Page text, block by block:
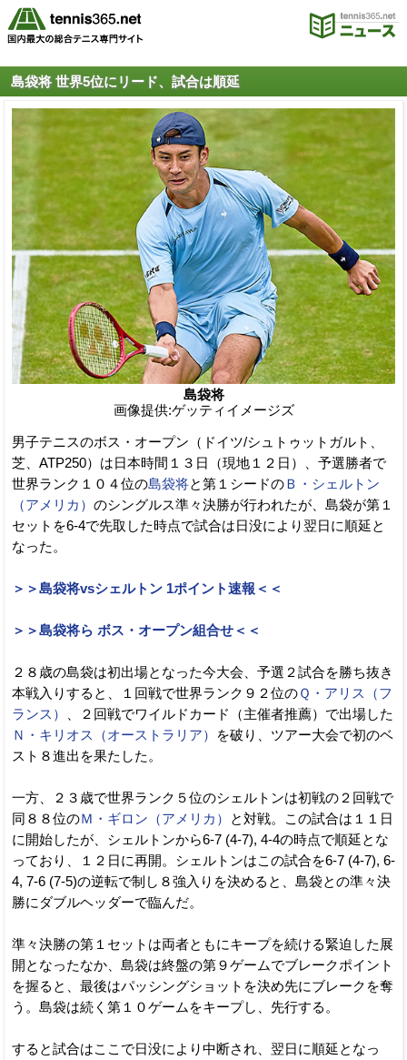
島袋将 世界5位にリード、試合は順延
島袋将
画像提供:ゲッティイメージズ
男子テニスのボス・オープン（ドイツ/シュトゥットガルト、
芝、ATP250）は日本時間１３日（現地１２日）、予選勝者で
世界ランク１０４位の島袋将と第１シードのＢ・シェルトン
（アメリカ） のシングルス準々決勝が行われたが、島袋が第１
セットを6-4で先取した時点で試合は日没により翌日に順延と
なった。
＞＞島袋将vsシェルトン 1ポイント速報＜＜
＞＞島袋将ら ボス・オープン組合せ＜＜
２８歳の島袋は初出場となった今大会、予選２試合を勝ち抜き
本戦入りすると、１回戦で世界ランク９２位のＱ・アリス（フ
ランス）
、２回戦でワイルドカード（主催者推薦）で出場した
Ｎ・キリオス（オーストラリア）
を破り、ツアー大会で初のベ
スト８進出を果たした。
一方、２３歳で世界ランク５位のシェルトンは初戦の２回戦で
同８８位のＭ・ギロン（アメリカ）
と対戦。この試合は１１日
に開始したが、シェルトンから6-7 (4-7), 4-4の時点で順延とな
っており、１２日に再開。シェルトンはこの試合を6-7 (4-7), 6-
4, 7-6 (7-5)の逆転で制し８強入りを決めると、島袋との準々決
勝にダブルヘッダーで臨んだ。
準々決勝の第１セットは両者ともにキープを続ける緊迫した展
開となったなか、島袋は終盤の第９ゲームでブレークポイント
を握ると、最後はパッシングショットを決め先にブレークを奪
う。島袋は続く第１０ゲームをキープし、先行する。
すると試合はここで日没により中断され、翌日に順延となっ